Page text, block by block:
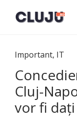
Important, IT
Cluj-
vor fi